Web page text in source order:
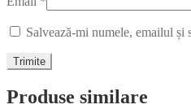
Salvează-mi numele, emailul și
Produse similare